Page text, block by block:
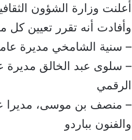
أعلنت وزارة الشؤون
وأفادت أنه تقرر تعيين كل
– سنية الشامخي مديرة
– سلوى عبد الخالق مديرة
الرقمي
– منصف بن موسى، مديرا
والفنون بباردو